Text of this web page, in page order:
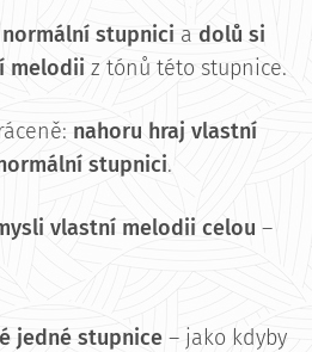
stupnici a dolů si
melodii z tónů této stupnice.
nahoru hraj vlastní
stupnici.
vlastní melodii celou –
jedné stupnice – jako kdyby